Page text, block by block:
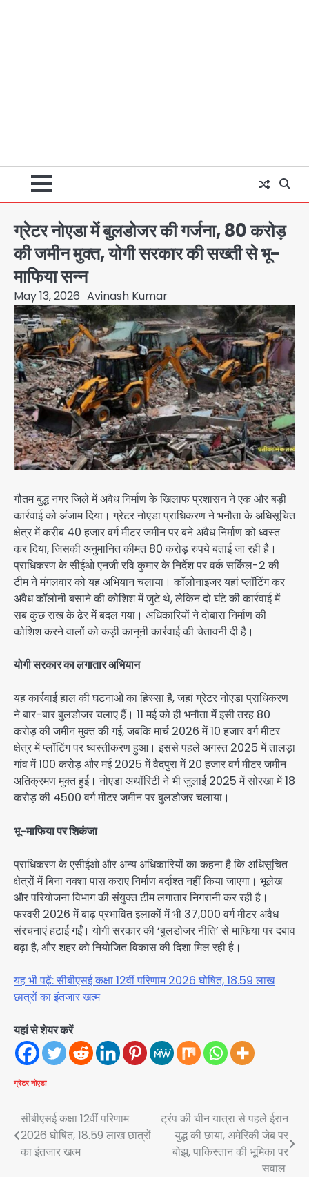
ग्रेटर नोएडा में बुलडोजर की गर्जना, 80 करोड़
की जमीन मुक्त, योगी सरकार की सख्ती से भू-
माफिया सन्न
May 13, 2026 Avinash Kumar
गौतम बुद्ध नगर जिले में अवैध निर्माण के खिलाफ प्रशासन ने एक और बड़ी
कार्रवाई को अंजाम दिया। ग्रेटर नोएडा प्राधिकरण ने भनौता के अधिसूचित
क्षेत्र में करीब 40 हजार वर्ग मीटर जमीन पर बने अवैध निर्माण को ध्वस्त
कर दिया, जिसकी अनुमानित कीमत 80 करोड़ रुपये बताई जा रही है।
प्राधिकरण के सीईओ एनजी रवि कुमार के निर्देश पर वर्क सर्किल-2 की
टीम ने मंगलवार को यह अभियान चलाया। कॉलोनाइजर यहां प्लॉटिंग कर
अवैध कॉलोनी बसाने की कोशिश में जुटे थे, लेकिन दो घंटे की कार्रवाई में
सब कुछ राख के ढेर में बदल गया। अधिकारियों ने दोबारा निर्माण की
कोशिश करने वालों को कड़ी कानूनी कार्रवाई की चेतावनी दी है।
योगी सरकार का लगातार अभियान
यह कार्रवाई हाल की घटनाओं का हिस्सा है, जहां ग्रेटर नोएडा प्राधिकरण
ने बार-बार बुलडोजर चलाए हैं। 11 मई को ही भनौता में इसी तरह 80
करोड़ की जमीन मुक्त की गई, जबकि मार्च 2026 में 10 हजार वर्ग मीटर
क्षेत्र में प्लॉटिंग पर ध्वस्तीकरण हुआ। इससे पहले अगस्त 2025 में तालड़ा
गांव में 100 करोड़ और मई 2025 में वैदपुरा में 20 हजार वर्ग मीटर जमीन
अतिक्रमण मुक्त हुई। नोएडा अथॉरिटी ने भी जुलाई 2025 में सोरखा में 18
करोड़ की 4500 वर्ग मीटर जमीन पर बुलडोजर चलाया।
भू-माफिया पर शिकंजा
प्राधिकरण के एसीईओ और अन्य अधिकारियों का कहना है कि अधिसूचित
क्षेत्रों में बिना नक्शा पास कराए निर्माण बर्दाश्त नहीं किया जाएगा। भूलेख
और परियोजना विभाग की संयुक्त टीम लगातार निगरानी कर रही है।
फरवरी 2026 में बाढ़ प्रभावित इलाकों में भी 37,000 वर्ग मीटर अवैध
संरचनाएं हटाई गईं। योगी सरकार की ‘बुलडोजर नीति’ से माफिया पर दबाव
बढ़ा है, और शहर को नियोजित विकास की दिशा मिल रही है।
यह भी पढ़ें: सीबीएसई कक्षा 12वीं परिणाम 2026 घोषित, 18.59 लाख
छात्रों का इंतजार खत्म
यहां से शेयर करें
ग्रेटर नोएडा
Post
navigation
सीबीएसई कक्षा 12वीं परिणाम
2026 घोषित, 18.59 लाख छात्रों
का इंतजार खत्म
ट्रंप की चीन यात्रा से पहले ईरान
युद्ध की छाया, अमेरिकी जेब पर
बोझ, पाकिस्तान की भूमिका पर
सवाल